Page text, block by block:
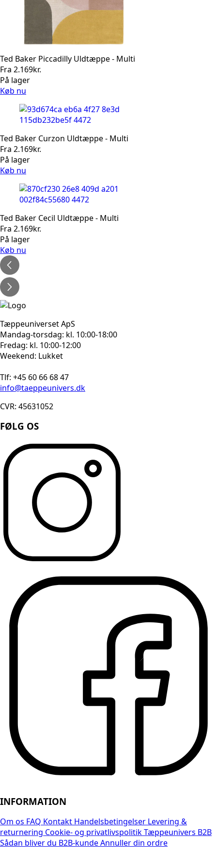
Ted Baker Piccadilly Uldtæppe - Multi
Fra 2.169kr.
På lager
Køb nu
Ted Baker Curzon Uldtæppe - Multi
Fra 2.169kr.
På lager
Køb nu
Ted Baker Cecil Uldtæppe - Multi
Fra 2.169kr.
På lager
Køb nu
Tæppeuniverset ApS
Mandag-torsdag: kl. 10:00-18:00
Fredag: kl. 10:00-12:00
Weekend: Lukket
Tlf: +45 60 66 68 47
info@taeppeunivers.dk
CVR: 45631052
FØLG OS
INFORMATION
Om os FAQ Kontakt Handelsbetingelser Levering &
returnering Cookie- og privatlivspolitikTæppeunivers B2B
Sådan bliver du B2B-kundeAnnuller din ordre